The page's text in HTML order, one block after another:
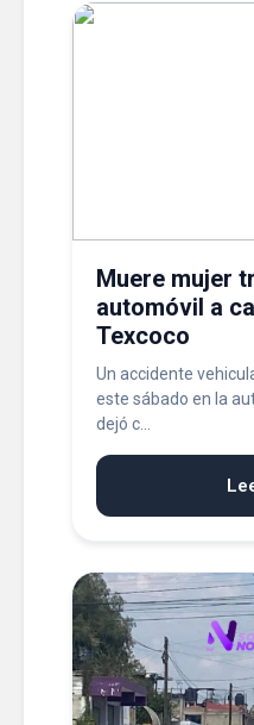
Muere mujer
automóvil a
Texcoco
Un accidente
este sábado en la
dejó c...